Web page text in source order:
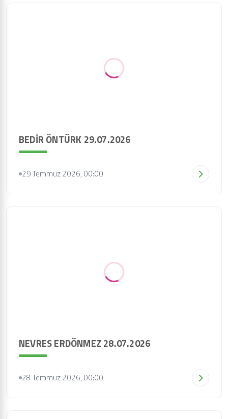
BEDİR ÖNTÜRK 29.07.2026
29 Temmuz 2026, 00:00
NEVRES ERDÖNMEZ 28.07.2026
28 Temmuz 2026, 00:00